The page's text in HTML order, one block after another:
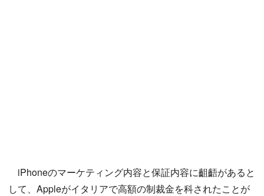
iPhoneのマーケティング内容と保証内容に齟齬があると
して、Appleがイタリアで高額の制裁金を科されたことが